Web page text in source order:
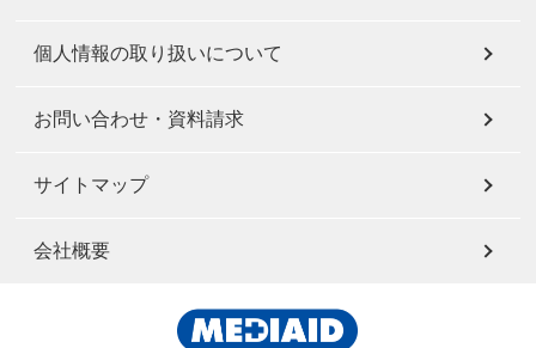
個人情報の取り扱いについて
お問い合わせ・資料請求
サイトマップ
会社概要